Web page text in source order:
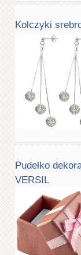
Kolczyki
Pudełko
VERSIL